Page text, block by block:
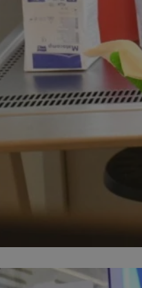
MvSessID
__cf_bm